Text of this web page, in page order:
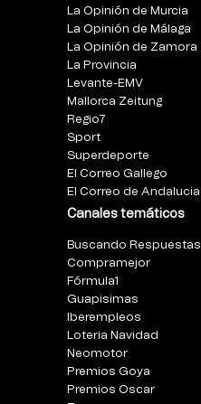
La Opinión de Murcia
La Opinión de Málaga
La Opinión de Zamora
La Provincia
Levante-EMV
Mallorca Zeitung
Regio7
Sport
Superdeporte
El Correo Gallego
El Correo de Andalucia
Canales temáticos
Buscando Respuestas
Compramejor
Fórmula1
Guapisimas
Iberempleos
Loteria Navidad
Neomotor
Premios Goya
Premios Oscar